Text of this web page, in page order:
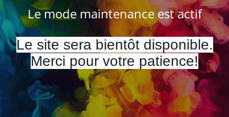
Le mode maintenance est actif
Le site sera bientôt disponible.
Merci pour votre patience!